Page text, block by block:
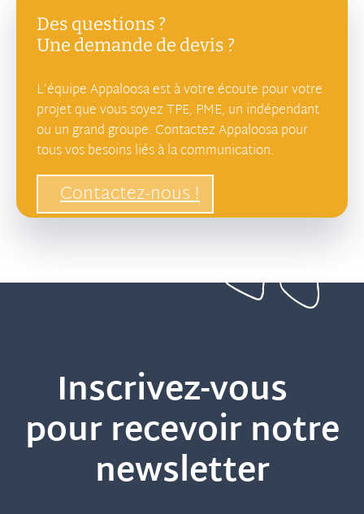
Des questions ?
Une demande de devis ?
L’équipe Appaloosa est à votre écoute pour votre
projet que vous soyez TPE, PME, un indépendant
ou un grand groupe. Contactez Appaloosa pour
tous vos besoins liés à la communication.
Contactez-nous !
Inscrivez-vous
pour recevoir notre
newsletter